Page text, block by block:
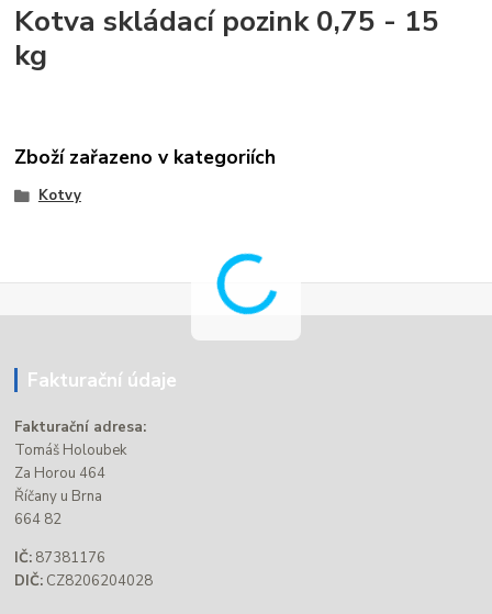
Kotva skládací pozink 0,75 - 15
kg
Zboží zařazeno v kategoriích
Kotvy
Fakturační údaje
Fakturační adresa:
Tomáš Holoubek
Za Horou 464
Říčany u Brna
664 82
IČ: 87381176
DIČ: CZ8206204028